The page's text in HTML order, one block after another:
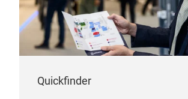
Quickfinder